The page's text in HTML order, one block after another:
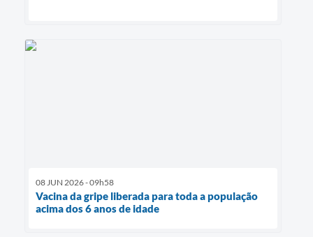
08 JUN 2026 - 09h58
Vacina da gripe liberada para toda a população
acima dos 6 anos de idade